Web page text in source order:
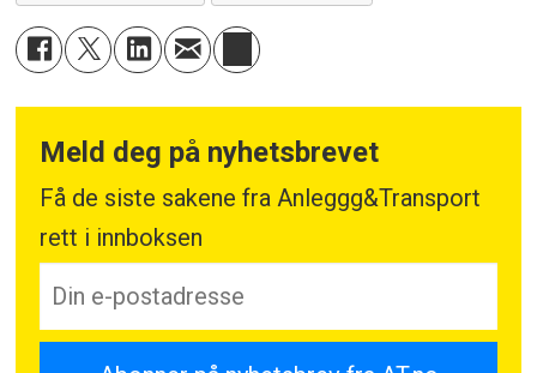
Meld deg på nyhetsbrevet
Få de siste sakene fra Anleggg&Transport
rett i innboksen